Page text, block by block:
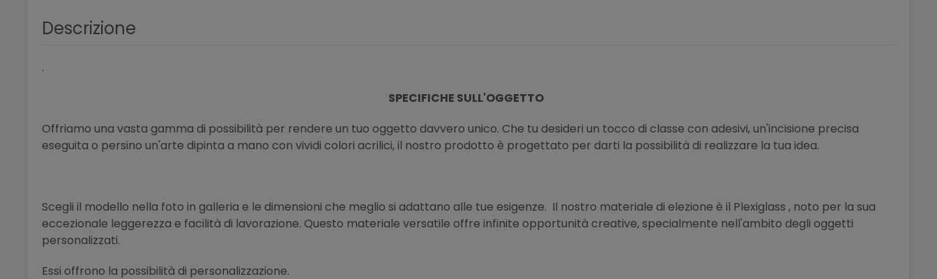
Descrizione
.
SPECIFICHE SULL'OGGETTO
Offriamo una vasta gamma di possibilità per rendere un tuo oggetto davvero unico. Che tu desideri un tocco di classe con adesivi, un'incisione precisa
eseguita o persino un'arte dipinta a mano con vividi colori acrilici, il nostro prodotto è progettato per darti la possibilità di realizzare la tua idea.
Scegli il modello nella foto in galleria e le dimensioni che meglio si adattano alle tue esigenze. Il nostro materiale di elezione è il Plexiglass , noto per la sua
eccezionale leggerezza e facilità di lavorazione. Questo materiale versatile offre infinite opportunità creative, specialmente nell'ambito degli oggetti
personalizzati.
Essi offrono la possibilità di personalizzazione.